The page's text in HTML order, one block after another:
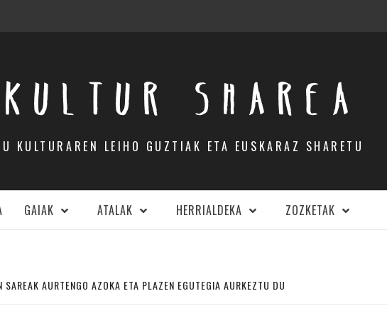
KULTUR SHAREA
KULTURAREN LEIHO GUZTIAK ETA EUSKARAZ SHARETU
GAIAK ATALAK HERRIALDEKA ZOZKETAK
AURTENGO AZOKA ETA PLAZEN EGUTEGIA AURKEZTU DU